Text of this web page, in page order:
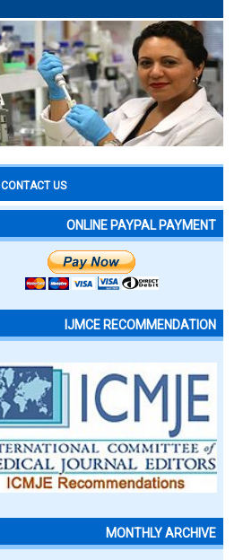
CONTACT US
ONLINE PAYPAL PAYMENT
IJMCE RECOMMENDATION
MONTHLY ARCHIVE